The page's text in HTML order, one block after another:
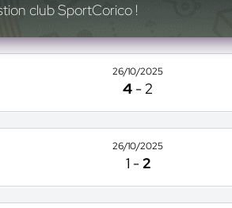
club SportCorico !
26/10/2025
4 -2
26/10/2025
1 -2